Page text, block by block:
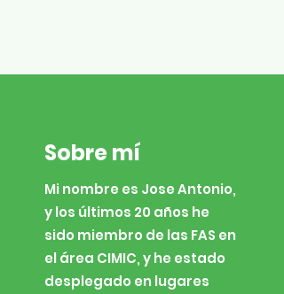
Sobre mí
Mi nombre es Jose Antonio,
y los últimos 20 años he
sido miembro de las FAS en
el área CIMIC, y he estado
desplegado en lugares